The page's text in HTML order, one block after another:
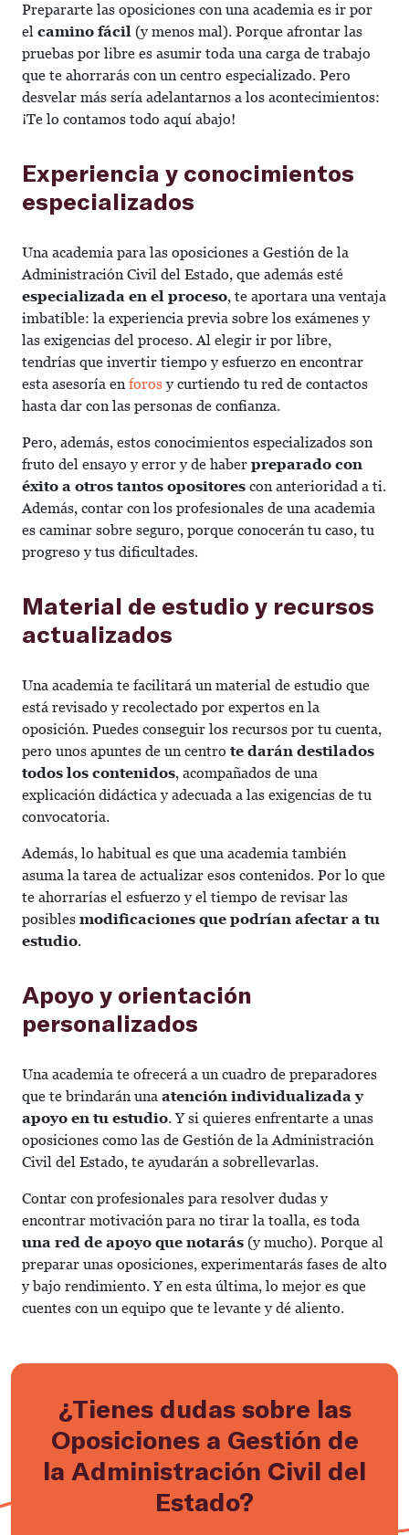
Prepararte las oposiciones con una academia es ir por
el camino fácil (y menos mal). Porque afrontar las
pruebas por libre es asumir toda una carga de trabajo
que te ahorrarás con un centro especializado. Pero
desvelar más sería adelantarnos a los acontecimientos:
¡Te lo contamos todo aquí abajo!
Experiencia y conocimientos
especializados
Una academia para las oposiciones a Gestión de la
Administración Civil del Estado, que además esté
especializada en el proceso, te aportara una ventaja
imbatible: la experiencia previa sobre los exámenes y
las exigencias del proceso. Al elegir ir por libre,
tendrías que invertir tiempo y esfuerzo en encontrar
esta asesoría en forosy curtiendo tu red de contactos
hasta dar con las personas de confianza.
Pero, además, estos conocimientos especializados son
fruto del ensayo y error y de haber preparado con
éxito a otros tantos opositores con anterioridad a ti.
Además, contar con los profesionales de una academia
es caminar sobre seguro, porque conocerán tu caso, tu
progreso y tus dificultades.
Material de estudio y recursos
actualizados
Una academia te facilitará un material de estudio que
está revisado y recolectado por expertos en la
oposición. Puedes conseguir los recursos por tu cuenta,
pero unos apuntes de un centro te darán destilados
todos los contenidos, acompañados de una
explicación didáctica y adecuada a las exigencias de tu
convocatoria.
Además, lo habitual es que una academia también
asuma la tarea de actualizar esos contenidos. Por lo que
te ahorrarías el esfuerzo y el tiempo de revisar las
posibles modificaciones que podrían afectar a tu
estudio.
Apoyo y orientación
personalizados
Una academia te ofrecerá a un cuadro de preparadores
que te brindarán una atención individualizada y
apoyo en tu estudio. Y si quieres enfrentarte a unas
oposiciones como las de Gestión de la Administración
Civil del Estado, te ayudarán a sobrellevarlas.
Contar con profesionales para resolver dudas y
encontrar motivación para no tirar la toalla, es toda
una red de apoyo que notarás (y mucho). Porque al
preparar unas oposiciones, experimentarás fases de alto
y bajo rendimiento. Y en esta última, lo mejor es que
cuentes con un equipo que te levante y dé aliento.
¿Tienes dudas sobre las
Oposiciones a Gestión de
la Administración Civil del
Estado?